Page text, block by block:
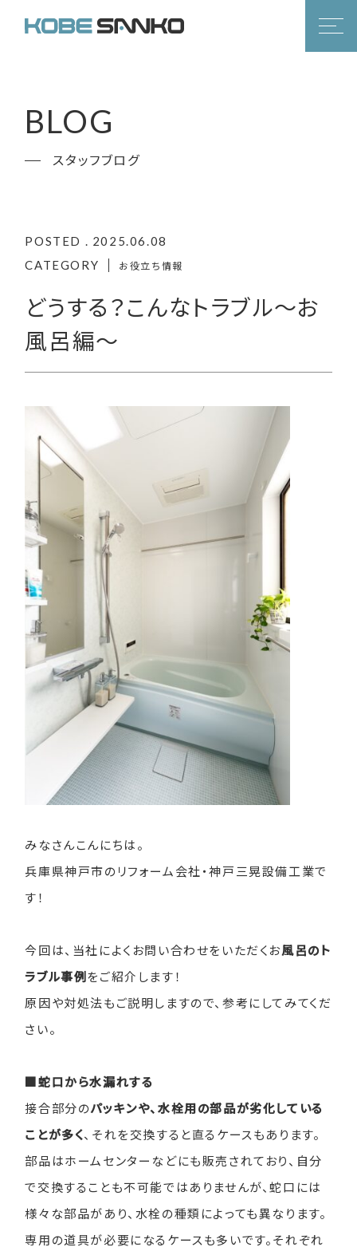
BLOG
スタッフブログ
POSTED . 2025.06.08
CATEGORY
お役立ち情報
どうする？こんなトラブル〜お
風呂編〜
みなさんこんにちは。
兵庫県神戸市のリフォーム会社・神戸三晃設備工業で
す！
今回は、当社によくお問い合わせをいただくお風呂のト
ラブル事例をご紹介します！
原因や対処法もご説明しますので、参考にしてみてくだ
さい。
■蛇口から水漏れする
接合部分のパッキンや、水栓用の部品が劣化している
ことが多く、それを交換すると直るケースもあります。
部品はホームセンターなどにも販売されており、自分
で交換することも不可能ではありませんが、蛇口には
様々な部品があり、水栓の種類によっても異なります。
専用の道具が必要になるケースも多いです。それぞれ